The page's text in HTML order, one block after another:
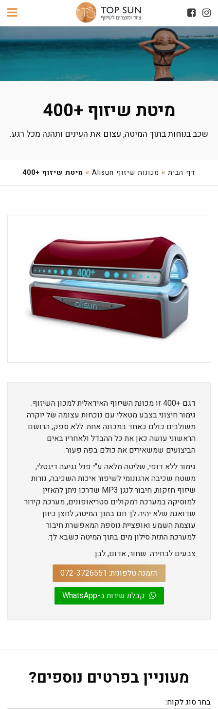
מיטת שיזוף +400
שכב בנוחות בתוך המיטה, עצום את העינים ותהנה מכל רגע.
דף הבית » מכונות שיזוף Alisun » מיטת שיזוף +400
דגם +400 זו מכונת השיזוף האידאלית למכון השיזוף.
גימור חיצוני בצבע מטאלי עם נוכחות עצומה של יוקרה
משולבים כולם כאחד במכונה אחת. ללא ספק, הרושם
הראשוני עושה כאן את כל ההבדל ולאחריו באים
הביצועים שמשאירים את כולם בפה פעור.
גימור ללא דופי, שליטה מלאה ע"י פנל נגיעה דיגטלי,
משטח שכיבה ארגונומי לשיפור איכות השכיבה, נורות
שיזוף חזקות, חיבור לנגן MP3 שדרכו ניתן להאזין
למוסיקה במערכת רמקולים סטריאופונים, מערכת קירור
שדואגת שלא יהיה לך חם בתוך המיטה, לחצן כיוון
עוצמת השמע ואופציית נוספת המאפשרת חיבור
למערכת התזת סילון מים בתוך המיטה כשבא לך.
צבעים לבחירה: שחור, אדום, לבן.
הזמנה טלפונית: 072-3726551
קבלת שירות ב-WhatsApp
מעוניין בפרטים נוספים?
בחר סוג לקוח: